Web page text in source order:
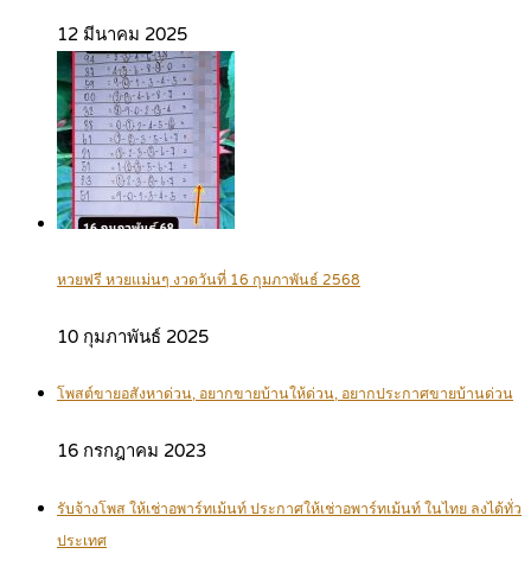
12 มีนาคม 2025
หวยฟรี หวยแม่นๆ งวดวันที่ 16 กุมภาพันธ์ 2568
10 กุมภาพันธ์ 2025
โพสต์ขายอสังหาด่วน, อยากขายบ้านให้ด่วน, อยากประกาศขายบ้านด่วน
16 กรกฎาคม 2023
รับจ้างโพส ให้เช่าอพาร์ทเม้นท์ ประกาศให้เช่าอพาร์ทเม้นท์ ในไทย ลงได้ทั่ว
ประเทศ